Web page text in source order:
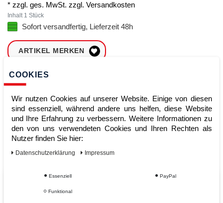
* zzgl. ges. MwSt. zzgl. Versandkosten
Inhalt 1 Stück
Sofort versandfertig, Lieferzeit 48h
ARTIKEL MERKEN
ZUM WARENKORB
Sofort lieferbar
Kauf auf Rechnung
COOKIES
Wir nutzen Cookies auf unserer Website. Einige von diesen
sind essenziell, während andere uns helfen, diese Website
und Ihre Erfahrung zu verbessern. Weitere Informationen zu
den von uns verwendeten Cookies und Ihren Rechten als
Nutzer finden Sie hier:
Daten­schutz­erklärung Impressum
Essenziell PayPal
Funktional